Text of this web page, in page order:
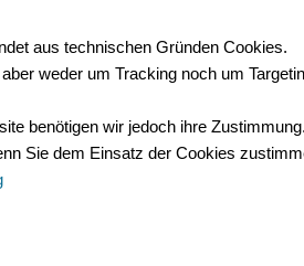
aus technischen Gründen Cookies.
weder um Tracking noch um
benötigen wir jedoch ihre
Sie dem Einsatz der Cookies